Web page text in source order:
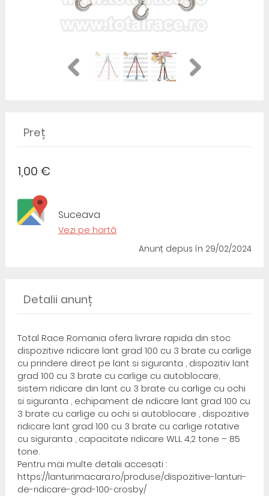
Preț
1,00 €
Suceava
Vezi pe hartă
Anunț depusîn 29/02/2024
Detalii anunț
Total Race Romania ofera livrare rapida din stoc
dispozitive ridicare lant grad 100 cu 3 brate cu carlige
cu prindere direct pe lant si siguranta , dispozitiv lant
grad 100 cu 3 brate cu carlige cu autoblocare,
sistem ridicare din lant cu 3 brate cu carlige cu ochi
si siguranta , echipament de ridicare lant grad 100 cu
3 brate cu carlige cu ochi si autoblocare , dispozitive
ridicare lant grad 100 cu 3 brate cu carlige rotative
cu siguranta , capacitate ridicare WLL 4,2 tone – 85
tone.
Pentru mai multe detalii accesati :
https://lanturimacara.ro/produse/dispozitive-lanturi-
de-ridicare-grad-100-crosby/